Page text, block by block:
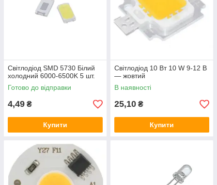
Світлодіод SMD 5730 Білий
холодний 6000-6500K 5 шт.
Готово до відправки
4,49 ₴
Купити
Світлодіод 10 Вт 10 W 9-12 В
— жовтий
В наявності
25,10 ₴
Купити